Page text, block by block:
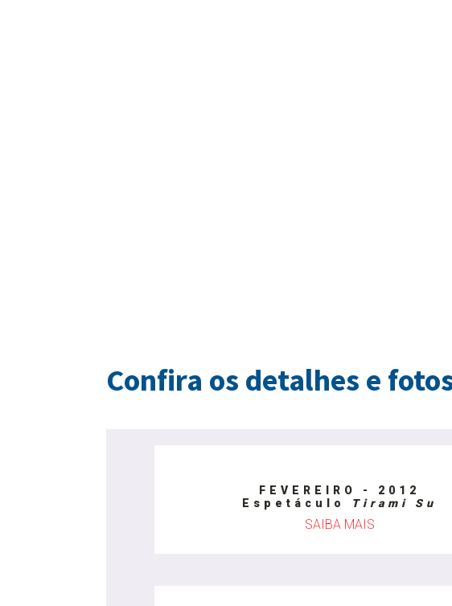
Confira os detalhes e
FEVEREIRO - 2012
Espetáculo
Tirami Su
SAIBA MAIS